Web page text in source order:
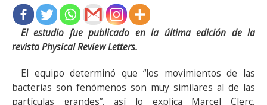
El estudio fue publicado en la última edición de la
revista Physical Review Letters.
El equipo determinó que “los movimientos de las
bacterias son fenómenos son muy similares al de las
partículas grandes”, así lo explica Marcel Clerc,